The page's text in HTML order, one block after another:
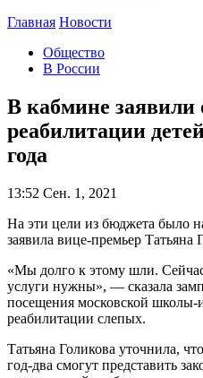
Главная Новости
Общество
В России
В кабмине заявили
реабилитации
года
13:52 Сен. 1, 2021
На эти цели из бюджета было
заявила вице-премьер Татьяна
«Мы долго к этому шли.
услуги нужны», — сказала
посещения московской школы-
реабилитации слепых.
Татьяна Голикова уточнила,
год-два смогут представить